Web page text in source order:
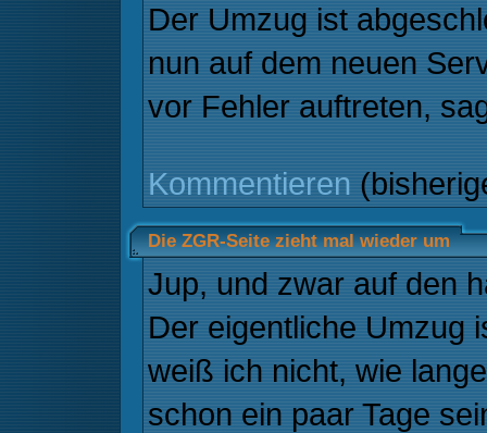
Der Umzug ist
nun auf dem neuen
vor Fehler auftreten,
Kommentieren
Die ZGR-Seite zieht mal wieder um
Jup, und zwar auf den
Der eigentliche Umzug
weiß ich nicht, wie
schon ein paar Tage